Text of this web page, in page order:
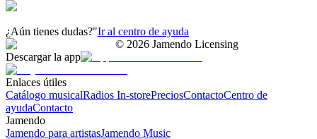
¿Aún tienes dudas?"Ir al centro de ayuda
© 2026 Jamendo Licensing
Descargar la app
Enlaces útiles
Catálogo musicalRadios In-storePreciosContactoCentro de
ayudaContacto
Jamendo
Jamendo para artistasJamendo Music